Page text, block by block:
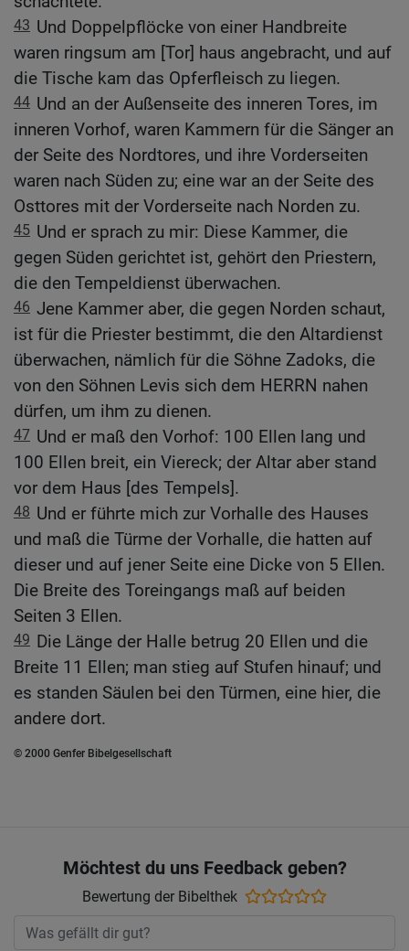
43 Und Doppelpflöcke von einer Handbreite
waren ringsum am [Tor] haus angebracht, und auf
die Tische kam das Opferfleisch zu liegen.
44 Und an der Außenseite des inneren Tores, im
inneren Vorhof, waren Kammern für die Sänger an
der Seite des Nordtores, und ihre Vorderseiten
waren nach Süden zu; eine war an der Seite des
Osttores mit der Vorderseite nach Norden zu.
45 Und er sprach zu mir: Diese Kammer, die
gegen Süden gerichtet ist, gehört den Priestern,
die den Tempeldienst überwachen.
46 Jene Kammer aber, die gegen Norden schaut,
ist für die Priester bestimmt, die den Altardienst
überwachen, nämlich für die Söhne Zadoks, die
von den Söhnen Levis sich dem HERRN nahen
dürfen, um ihm zu dienen.
47 Und er maß den Vorhof: 100 Ellen lang und
100 Ellen breit, ein Viereck; der Altar aber stand
vor dem Haus [des Tempels].
48 Und er führte mich zur Vorhalle des Hauses
und maß die Türme der Vorhalle, die hatten auf
dieser und auf jener Seite eine Dicke von 5 Ellen.
Die Breite des Toreingangs maß auf beiden
Seiten 3 Ellen.
49 Die Länge der Halle betrug 20 Ellen und die
Breite 11 Ellen; man stieg auf Stufen hinauf; und
es standen Säulen bei den Türmen, eine hier, die
andere dort.
© 2000 Genfer Bibelgesellschaft
Möchtest du uns Feedback geben?
Bewertung der Bibelthek